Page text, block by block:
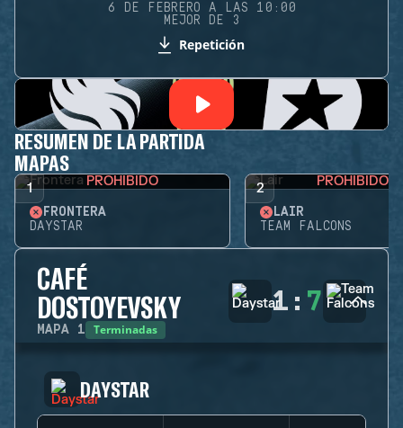
6 DE FEBRERO A LAS 10:00
MEJOR DE 3
Repetición
RESUMEN DE LA PARTIDA
MAPAS
1 PROHIBIDO
FRONTERA
DAYSTAR
2 PROHIBIDO
LAIR
TEAM FALCONS
CAFÉ
DOSTOYEVSKY
MAPA 1 Terminadas
1 : 7
DAYSTAR